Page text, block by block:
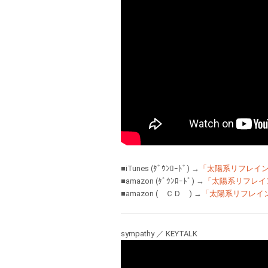
■iTunes (ﾀﾞｳﾝﾛｰﾄﾞ) → 「太陽系リフレイン
■amazon (ﾀﾞｳﾝﾛｰﾄﾞ) → 「太陽系リフレイ
■amazon ( ＣＤ ) → 「太陽系リフレイ
sympathy ／ KEYTALK